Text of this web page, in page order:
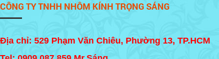
CÔNG TY TNHH NHÔM KÍNH TRỌNG SÁNG
Địa chỉ: 529 Phạm Văn Chiêu, Phường 13, TP.HCM